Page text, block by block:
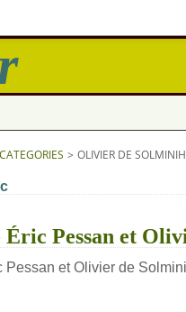
CATEGORIES > OLIVIER DE
Éric Pessan et